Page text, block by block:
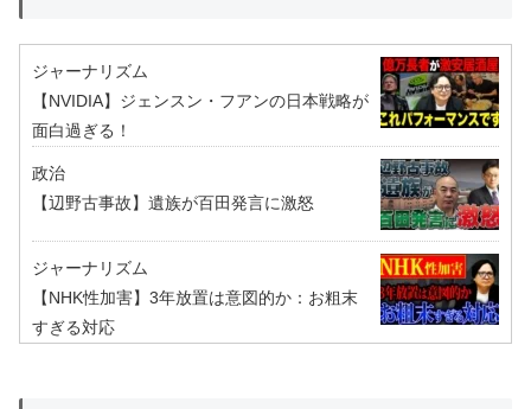
ジャーナリズム
【NVIDIA】ジェンスン・フアンの日本戦略が
面白過ぎる！
政治
【辺野古事故】遺族が百田発言に激怒
ジャーナリズム
【NHK性加害】3年放置は意図的か：お粗末
すぎる対応